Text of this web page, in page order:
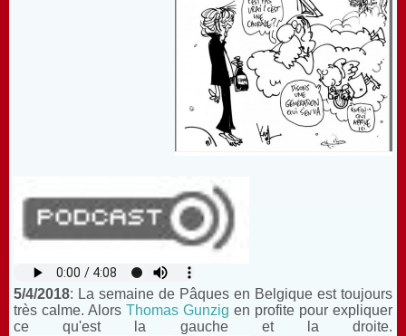
5/4/2018: La semaine de Pâques en Belgique est toujours
très calme. Alors Thomas Gunzig en profite pour expliquer
ce qu'est la gauche et la droite.